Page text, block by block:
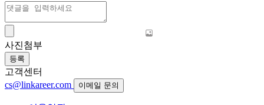
사진첨부
등록
고객센터
cs@linkareer.com
이메일 문의